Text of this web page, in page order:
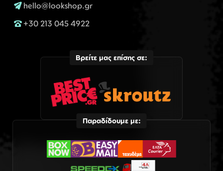
hello@lookshop.gr
+30 213 045 4922
Βρείτε μας επίσης σε:
Παραδίδουμε με: